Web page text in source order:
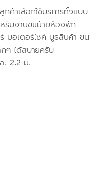
กค้าเลือกใช้บริการทั้งแบบ
รับงานขนย้ายห้องพัก
มอเตอร์ไซค์ บูธสินค้า ขน
ๆ ได้สบายครับ
. 2.2 ม.